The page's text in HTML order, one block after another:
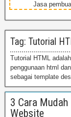
Jasa
Tag: Tutorial
Tutorial HTML
penggunaan html
sebagai template
3 Cara
Website